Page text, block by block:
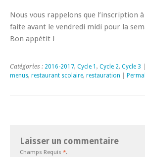
Nous vous rappelons que l’inscription
faite avant le vendredi midi pour la
Bon appétit !
Catégories : 2016-2017, Cycle 1 , Cycle 2, Cycle 3
menus, restaurant scolaire, restauration
Laisser un commentaire
Champs Requis *.